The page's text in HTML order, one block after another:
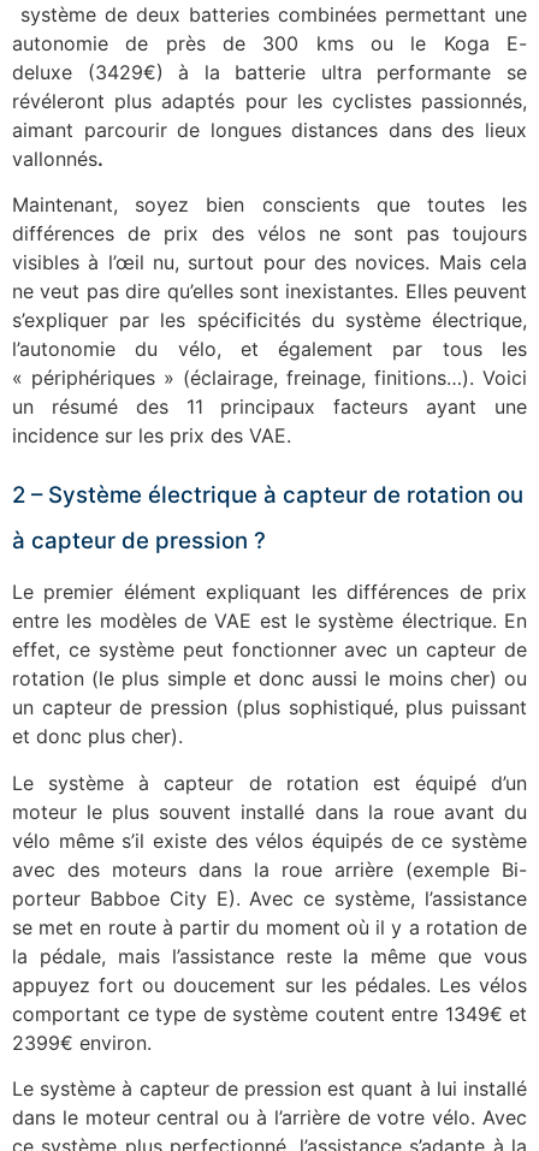
système de deux batteries combinées permettant une
autonomie de près de 300 kms ou le Koga E-
deluxe (3429€) à la batterie ultra performante se
révéleront plus adaptés pour les cyclistes passionnés,
aimant parcourir de longues distances dans des lieux
vallonnés.
Maintenant, soyez bien conscients que toutes les
différences de prix des vélos ne sont pas toujours
visibles à l’œil nu, surtout pour des novices. Mais cela
ne veut pas dire qu’elles sont inexistantes. Elles peuvent
s’expliquer par les spécificités du système électrique,
l’autonomie du vélo, et également par tous les
« périphériques » (éclairage, freinage, finitions…). Voici
un résumé des 11 principaux facteurs ayant une
incidence sur les prix des VAE.
2 – Système électrique à capteur de rotation ou
à capteur de pression ?
Le premier élément expliquant les différences de prix
entre les modèles de VAE est le système électrique. En
effet, ce système peut fonctionner avec un capteur de
rotation (le plus simple et donc aussi le moins cher) ou
un capteur de pression (plus sophistiqué, plus puissant
et donc plus cher).
Le système à capteur de rotation est équipé d’un
moteur le plus souvent installé dans la roue avant du
vélo même s’il existe des vélos équipés de ce système
avec des moteurs dans la roue arrière (exemple Bi-
porteur Babboe City E). Avec ce système, l’assistance
se met en route à partir du moment où il y a rotation de
la pédale, mais l’assistance reste la même que vous
appuyez fort ou doucement sur les pédales. Les vélos
comportant ce type de système coutent entre 1349€ et
2399€ environ.
Le système à capteur de pression est quant à lui installé
dans le moteur central ou à l’arrière de votre vélo. Avec